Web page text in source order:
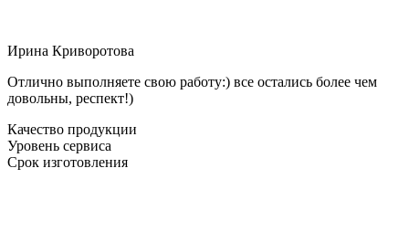
Ирина Криворотова
Отлично выполняете свою работу:) все остались более чем
довольны, респект!)
Качество продукции
Уровень сервиса
Срок изготовления